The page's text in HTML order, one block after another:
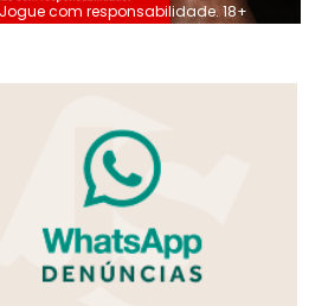
Jogue com responsabilidade. 18+